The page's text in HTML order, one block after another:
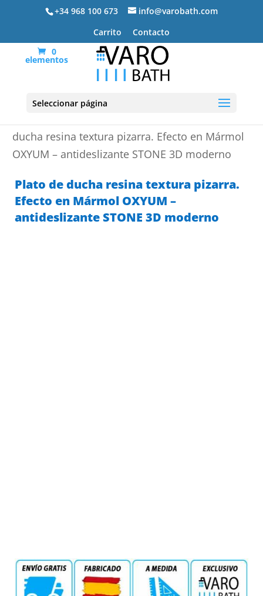
+34 968 100 673
info@varobath.com
Carrito
Contacto
0
elementos
Seleccionar página
ducha resina textura pizarra. Efecto en Mármol
OXYUM – antideslizante STONE 3D moderno
Plato de ducha resina textura pizarra.
Efecto en Mármol OXYUM –
antideslizante STONE 3D moderno